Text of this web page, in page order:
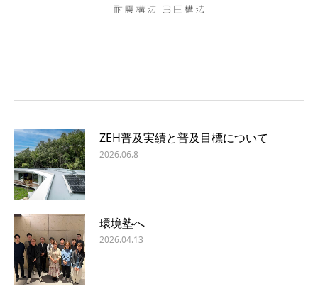
ZEH普及実績と普及目標について
2026.06.8
環境塾へ
2026.04.13